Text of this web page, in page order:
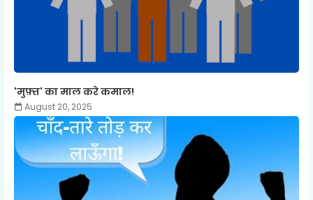
'मुफ़्त' का माल करे कमाल!
August 20, 2025